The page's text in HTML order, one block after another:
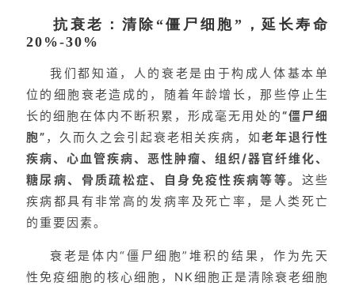
抗衰老：清除“僵尸细胞”，延长寿命
20%-30%
我们都知道，人的衰老是由于构成人体基本单
位的细胞衰老造成的，随着年龄增长，那些停止生
长的细胞在体内不断积累，形成毫无用处的“僵尸细
胞” ，久而久之会引起衰老相关疾病，如老年退行性
疾病、心血管疾病、恶性肿瘤、组织/器官纤维化、
糖尿病、骨质疏松症、自身免疫性疾病等等。 这些
疾病都具有非常高的发病率及死亡率，是人类死亡
的重要因素。
衰老是体内“僵尸细胞”堆积的结果，作为先天
性免疫细胞的核心细胞，NK细胞正是清除衰老细胞